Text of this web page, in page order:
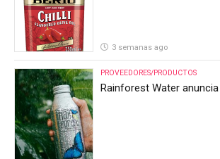
3 semanas ago
PROVEEDORES/PRODUCTOS
Rainforest Water